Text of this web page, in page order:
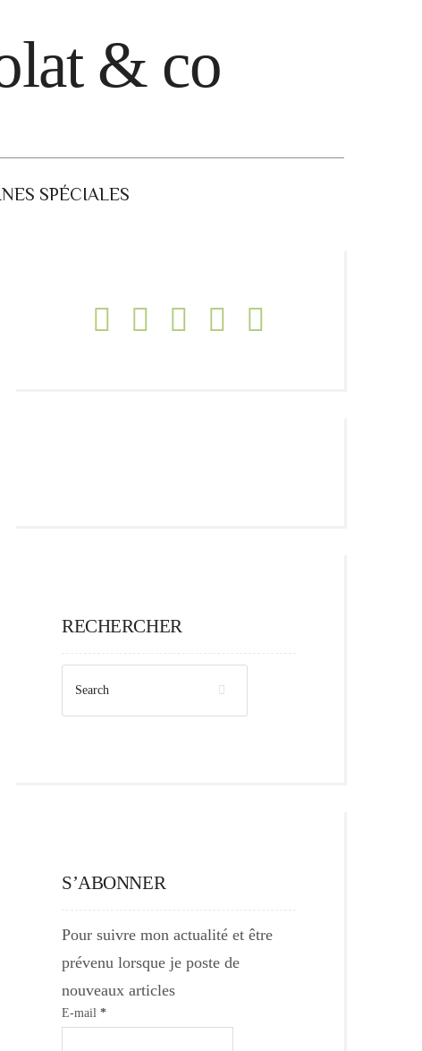
& co
SPÉCIALES
RECHERCHER
S’ABONNER
Pour suivre mon actualité et être
prévenu lorsque je poste de
nouveaux articles
E-mail *